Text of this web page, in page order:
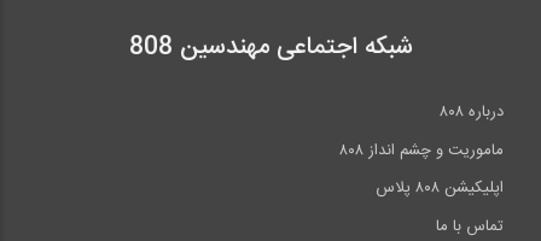
شبکه اجتماعی مهندسین 808
درباره ۸۰۸
ماموریت و چشم انداز ۸۰۸
اپلیکیشن ۸۰۸ پلاس
تماس با ما